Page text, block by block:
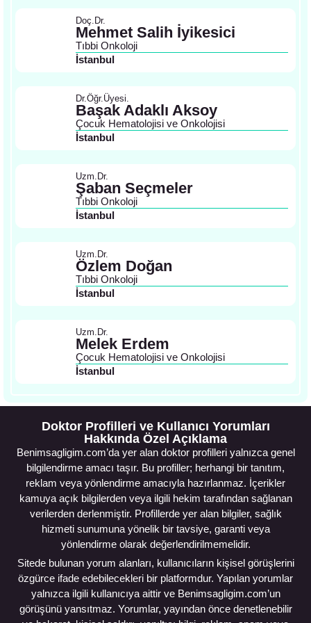
Doç.Dr.
Mehmet Salih İyikesici
Tıbbi Onkoloji
İstanbul
Dr.Öğr.Üyesi.
Başak Adaklı Aksoy
Çocuk Hematolojisi ve Onkolojisi
İstanbul
Uzm.Dr.
Şaban Seçmeler
Tıbbi Onkoloji
İstanbul
Uzm.Dr.
Özlem Doğan
Tıbbi Onkoloji
İstanbul
Uzm.Dr.
Melek Erdem
Çocuk Hematolojisi ve Onkolojisi
İstanbul
Doktor Profilleri ve Kullanıcı Yorumları
Hakkında Özel Açıklama
Benimsagligim.com’da yer alan doktor profilleri yalnızca genel
bilgilendirme amacı taşır. Bu profiller; herhangi bir tanıtım,
reklam veya yönlendirme amacıyla hazırlanmaz. İçerikler
kamuya açık bilgilerden veya ilgili hekim tarafından sağlanan
verilerden derlenmiştir. Profillerde yer alan bilgiler, sağlık
hizmeti sunumuna yönelik bir tavsiye, garanti veya
yönlendirme olarak değerlendirilmemelidir.
Sitede bulunan yorum alanları, kullanıcıların kişisel görüşlerini
özgürce ifade edebilecekleri bir platformdur. Yapılan yorumlar
yalnızca ilgili kullanıcıya aittir ve Benimsagligim.com’un
görüşünü yansıtmaz. Yorumlar, yayından önce denetlenebilir